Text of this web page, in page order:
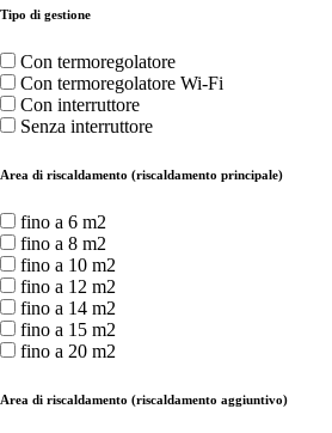
Tipo di gestione
Con termoregolatore
Con termoregolatore Wi-Fi
Con interruttore
Senza interruttore
Area di riscaldamento (riscaldamento principale)
fino a 6 m2
fino a 8 m2
fino a 10 m2
fino a 12 m2
fino a 14 m2
fino a 15 m2
fino a 20 m2
Area di riscaldamento (riscaldamento aggiuntivo)